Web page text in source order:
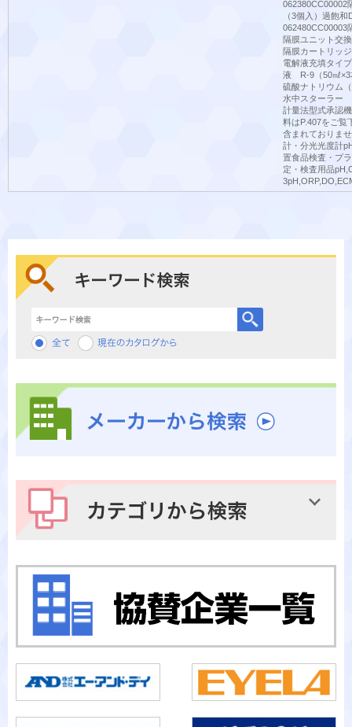
（3個入）過飽
隔膜ユニット交
隔膜カートリッ
電解液充填タイ
液 R-9（50㎖×3
硫酸ナトリウム
水中スターラー
計量法型式承認
料はP.407をご
含まれておりま
計・分光光度計
置食品検査・プ
定・検査用品
キーワード検索